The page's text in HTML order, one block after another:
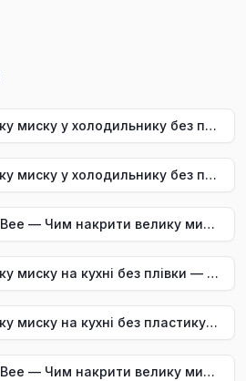
Чим накрити велику миску у холодильнику без плівки — вощанка 35×50 Uf.Bee
Чим накрити велику миску у холодильнику без пластику: вощанка 35×50 Uf.Bee
Вощанка 35×50 Uf.Bee — Чим накрити велику миску у холодильнику, багаторазово
Чим накрити велику миску на кухні без плівки — вощанка 35×50 Uf.Bee
Чим накрити велику миску на кухні без пластику: вощанка 35×50 Uf.Bee
Вощанка 35×50 Uf.Bee — Чим накрити велику миску на кухні, багаторазово